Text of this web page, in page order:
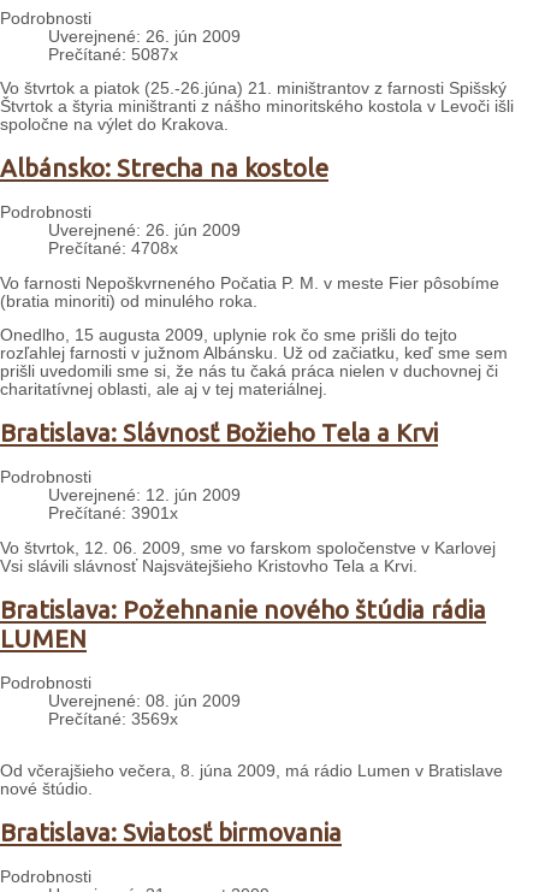
Podrobnosti
Uverejnené: 26. jún 2009
Prečítané: 5087x
Vo štvrtok a piatok (25.-26.júna) 21. miništrantov z farnosti Spišský
Štvrtok a štyria miništranti z nášho minoritského kostola v Levoči išli
spoločne na výlet do Krakova.
Albánsko: Strecha na kostole
Podrobnosti
Uverejnené: 26. jún 2009
Prečítané: 4708x
Vo farnosti Nepoškvrneného Počatia P. M. v meste Fier pôsobíme
(bratia minoriti) od minulého roka.
Onedlho, 15 augusta 2009, uplynie rok čo sme prišli do tejto
rozľahlej farnosti v južnom Albánsku. Už od začiatku, keď sme sem
prišli uvedomili sme si, že nás tu čaká práca nielen v duchovnej či
charitatívnej oblasti, ale aj v tej materiálnej.
Bratislava: Slávnosť Božieho Tela a Krvi
Podrobnosti
Uverejnené: 12. jún 2009
Prečítané: 3901x
Vo štvrtok, 12. 06. 2009, sme vo farskom spoločenstve v Karlovej
Vsi slávili slávnosť Najsvätejšieho Kristovho Tela a Krvi.
Bratislava: Požehnanie nového štúdia rádia
LUMEN
Podrobnosti
Uverejnené: 08. jún 2009
Prečítané: 3569x
Od včerajšieho večera, 8. júna 2009, má rádio Lumen v Bratislave
nové štúdio.
Bratislava: Sviatosť birmovania
Podrobnosti